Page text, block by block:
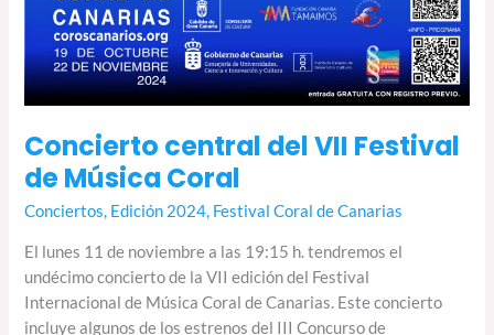
Concierto central del VII Festival
de Música Coral
Conciertos, Edición 2024, Festival Coral de Canarias
El lunes 11 de noviembre a las 19:15 h. tendremos el
undécimo concierto de la VII edición del Festival
Internacional de Música Coral de Canarias. Este concierto
incluye algunos de los estrenos del III Concurso de